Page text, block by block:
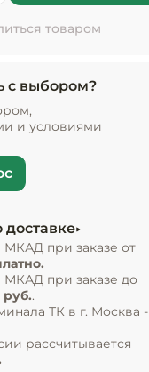
товаром
с выбором?
и условиями
МКАД при заказе от
МКАД при заказе до
руб..
ТК в г. Москва -
рассчитывается